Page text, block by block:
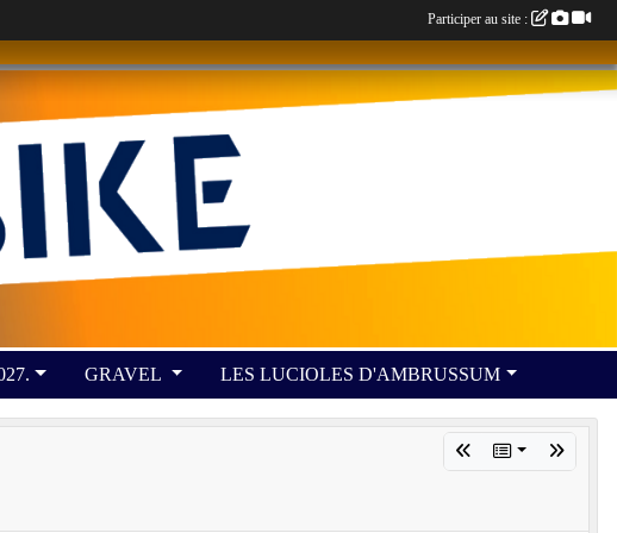
2027. GRAVEL LES LUCIOLES D'AMBRUSSUM
Participer au site :